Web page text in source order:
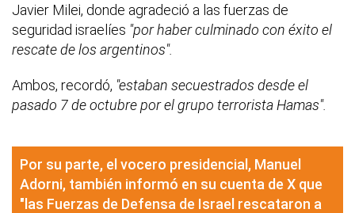
Javier Milei, donde agradeció a las fuerzas de
seguridad israelíes "por haber culminado con éxito el
rescate de los argentinos".
Ambos, recordó, "estaban secuestrados desde el
pasado 7 de octubre por el grupo terrorista Hamas".
Por su parte, el vocero presidencial, Manuel
Adorni, también informó en su cuenta de X que
"las Fuerzas de Defensa de Israel rescataron a